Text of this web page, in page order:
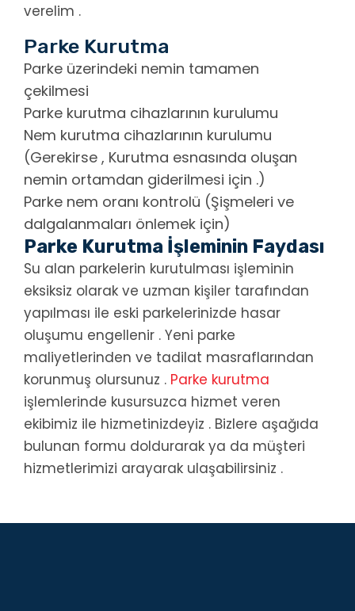
verelim .
Parke Kurutma
Parke üzerindeki nemin tamamen
çekilmesi
Parke kurutma cihazlarının kurulumu
Nem kurutma cihazlarının kurulumu
(Gerekirse , Kurutma esnasında oluşan
nemin ortamdan giderilmesi için .)
Parke nem oranı kontrolü (Şişmeleri ve
dalgalanmaları önlemek için)
Parke Kurutma İşleminin Faydası
Su alan parkelerin kurutulması işleminin
eksiksiz olarak ve uzman kişiler tarafından
yapılması ile eski parkelerinizde hasar
oluşumu engellenir . Yeni parke
maliyetlerinden ve tadilat masraflarından
korunmuş olursunuz . Parke kurutma
işlemlerinde kusursuzca hizmet veren
ekibimiz ile hizmetinizdeyiz . Bizlere aşağıda
bulunan formu doldurarak ya da müşteri
hizmetlerimizi arayarak ulaşabilirsiniz .